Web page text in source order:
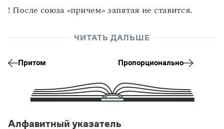
Справочник по пунктуации
Справочник по фразеологии
Все справочники портала
Журнал
Новости и события
! После союза «причем» запятая не ставится.
ЧИТАТЬ ДАЛЬШЕ
Притом Пропорционально
Алфавитный указатель